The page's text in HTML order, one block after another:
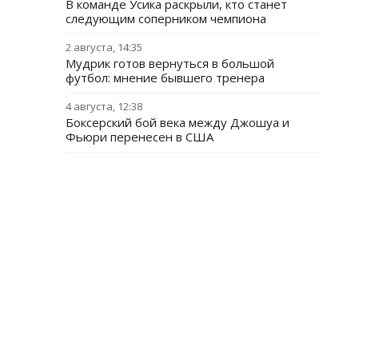
В команде Усика раскрыли, кто станет
следующим соперником чемпиона
2 августа, 14:35
Мудрик готов вернуться в большой
футбол: мнение бывшего тренера
4 августа, 12:38
Боксерский бой века между Джошуа и
Фьюри перенесен в США